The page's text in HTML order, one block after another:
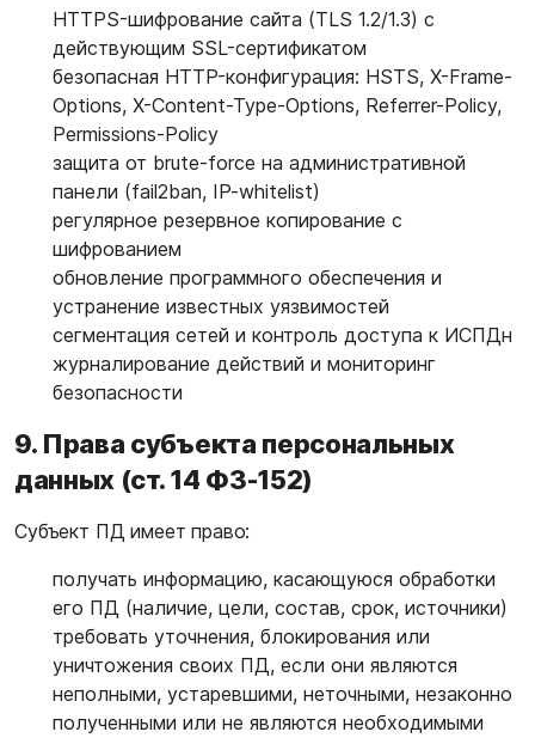
HTTPS-шифрование сайта (TLS 1.2/1.3) с
действующим SSL-сертификатом
безопасная HTTP-конфигурация: HSTS, X-Frame-
Options, X-Content-Type-Options, Referrer-Policy,
Permissions-Policy
защита от brute-force на административной
панели (fail2ban, IP-whitelist)
регулярное резервное копирование с
шифрованием
обновление программного обеспечения и
устранение известных уязвимостей
сегментация сетей и контроль доступа к ИСПДн
журналирование действий и мониторинг
безопасности
9. Права субъекта персональных
данных (ст. 14 ФЗ-152)
Субъект ПД имеет право:
получать информацию, касающуюся обработки
его ПД (наличие, цели, состав, срок, источники)
требовать уточнения, блокирования или
уничтожения своих ПД, если они являются
неполными, устаревшими, неточными, незаконно
полученными или не являются необходимыми